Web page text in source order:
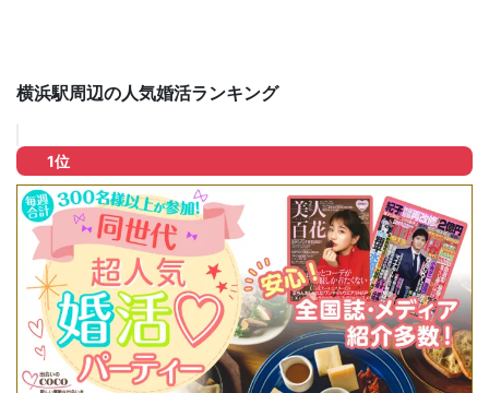
横浜駅周辺の人気婚活ランキング
1位